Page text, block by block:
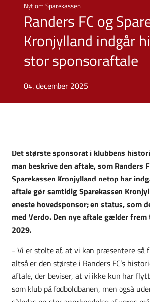
Nyt om Sparekassen
Randers FC og
Kronjylland indgår
stor sponsoraftale
04. december 2025
Det største sponsorat i klubbens
man beskrive den aftale, som Randers
Sparekassen Kronjylland netop har
aftale gør samtidig Sparekassen
eneste hovedsponsor; en status, som
med Verdo. Den nye aftale gælder frem
2029.
- Vi er stolte af, at vi kan præsentere så
altså er den største i Randers FC’s
aftale, der beviser, at vi ikke kun har
som klub på fodboldbanen, men også